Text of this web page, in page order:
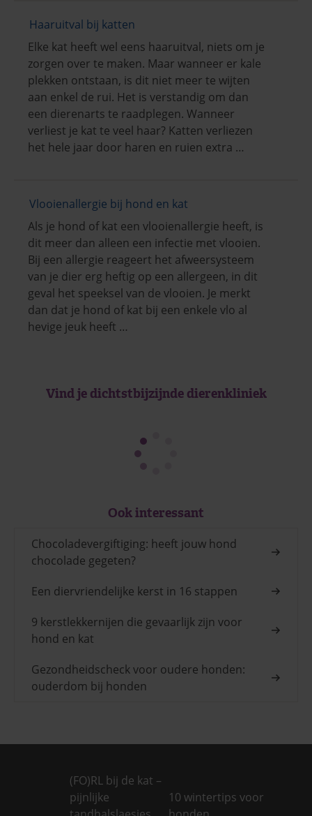
Haaruitval bij katten
Elke kat heeft wel eens haaruitval, niets om je
zorgen over te maken. Maar wanneer er kale
plekken ontstaan, is dit niet meer te wijten
aan enkel de rui. Het is verstandig om dan
een dierenarts te raadplegen. Wanneer
verliest je kat te veel haar? Katten verliezen
het hele jaar door haren en ruien extra …
Vlooienallergie bij hond en kat
Als je hond of kat een vlooienallergie heeft, is
dit meer dan alleen een infectie met vlooien.
Bij een allergie reageert het afweersysteem
van je dier erg heftig op een allergeen, in dit
geval het speeksel van de vlooien. Je merkt
dan dat je hond of kat bij een enkele vlo al
hevige jeuk heeft …
Vind je dichtstbijzijnde dierenkliniek
Ook interessant
Chocoladevergiftiging: heeft jouw hond
chocolade gegeten?
Een diervriendelijke kerst in 16 stappen
9 kerstlekkernijen die gevaarlijk zijn voor
hond en kat
Gezondheidscheck voor oudere honden:
ouderdom bij honden
(FO)RL bij de kat –
pijnlijke
10 wintertips voor